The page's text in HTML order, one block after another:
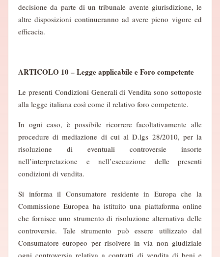
decisione da parte di un tribunale avente giurisdizione, le
altre disposizioni continueranno ad avere pieno vigore ed
efficacia.
ARTICOLO 10 – Legge applicabile e Foro competente
Le presenti Condizioni Generali di Vendita sono sottoposte
alla legge italiana così come il relativo foro competente.
In ogni caso, è possibile ricorrere facoltativamente alle
procedure di mediazione di cui al D.lgs 28/2010, per la
risoluzione di eventuali controversie insorte
nell’interpretazione e nell’esecuzione delle presenti
condizioni di vendita.
Si informa il Consumatore residente in Europa che la
Commissione Europea ha istituito una piattaforma online
che fornisce uno strumento di risoluzione alternativa delle
controversie. Tale strumento può essere utilizzato dal
Consumatore europeo per risolvere in via non giudiziale
ogni controversia relativa a contratti di vendita di beni e